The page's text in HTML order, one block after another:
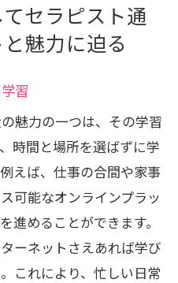
可能にする秘訣
ラピーを学ぶステッ
用した資格取得術
める実践知識
アプランニング
モチベーション維持
を両立セラピスト通信
セラピスト通
魅力に迫る
習
魅力の一つは、その学習
時間と場所を選ばずに学
えば、仕事の合間や家事
可能なオンラインプラッ
進めることができます。
ーネットさえあれば学び
これにより、忙しい日常